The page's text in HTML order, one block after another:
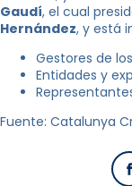
Gaudí, el cual
Hernández, y está
Gestores de
Entidades y
Fuente: Catalunya